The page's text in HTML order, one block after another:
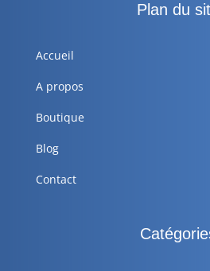
Plan du
Accueil
A propos
Boutique
Blog
Contact